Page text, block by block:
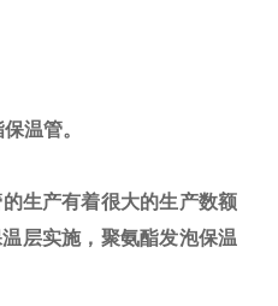
温管。
生产有着很大的生产数额
层实施，聚氨酯发泡保温